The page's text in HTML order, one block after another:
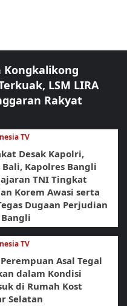
Kongkalikong
LSM LIRA
Rakyat
TV
Desak Kapolri,
Bali, Kapolres Bangli
TNI Tingkat
Korem Awasi serta
Dugaan Perjudian
TV
Asal Tegal
dalam Kondisi
di Rumah Kost
Selatan